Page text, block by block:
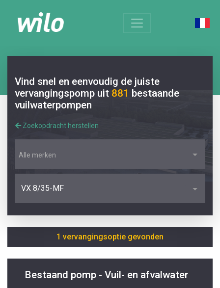
Vind snel en eenvoudig de juiste
vervangingspomp uit 881 bestaande
vuilwaterpompen
Zoekopdracht herstellen
Alle merken
VX 8/35-MF
1 vervangingsoptie gevonden
Bestaand pomp - Vuil- en afvalwater